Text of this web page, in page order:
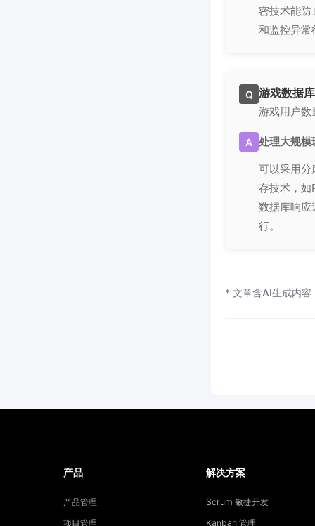
密技术能
和监控异常
Q 游戏数据
游戏用户数
A 处理大规模
可以采用分
存技术，如
数据库响应
行。
* 文章含AI生成内容
产品
产品管理
项目管理
解决方案
Scrum 敏捷开发
Kanban 管理